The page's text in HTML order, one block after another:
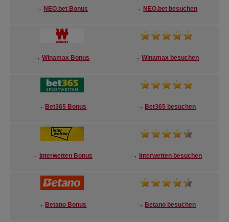
→ NEO.bet Bonus → NEO.bet besuchen
→Winamax Bonus →Winamax besuchen
→ Bet365 Bonus → Bet365 besuchen
→ Interwetten Bonus → Interwetten besuchen
→ Betano Bonus → Betano besuchen